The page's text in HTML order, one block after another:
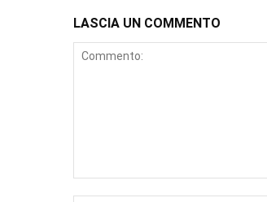
LASCIA UN COMMENTO